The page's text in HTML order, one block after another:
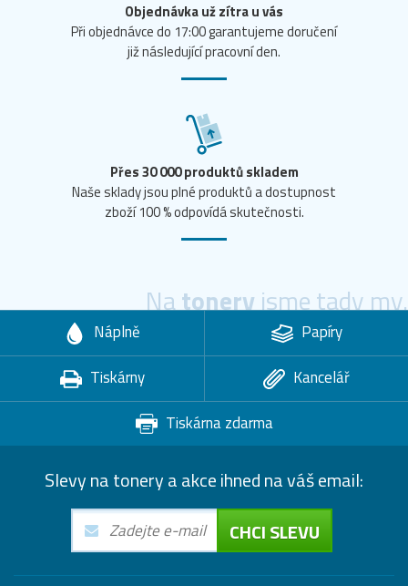
Objednávka už zítra u vás
Při objednávce do 17:00 garantujeme doručení
již následující pracovní den.
Přes 30 000 produktů skladem
Naše sklady jsou plné produktů a dostupnost
zboží 100 % odpovídá skutečnosti.
Natoneryjsme tady my.
Náplně
Papíry
Tiskárny
Kancelář
Tiskárna zdarma
Slevy na tonery a akce ihned na váš email:
CHCI SLEVU